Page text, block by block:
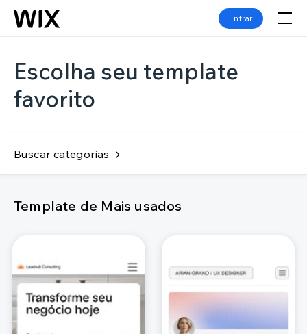
Entrar
Escolha seu template
favorito
Buscar categorias
Template de Mais usados